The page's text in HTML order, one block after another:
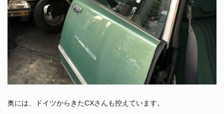
奥には、ドイツからきたCXさんも控えています。